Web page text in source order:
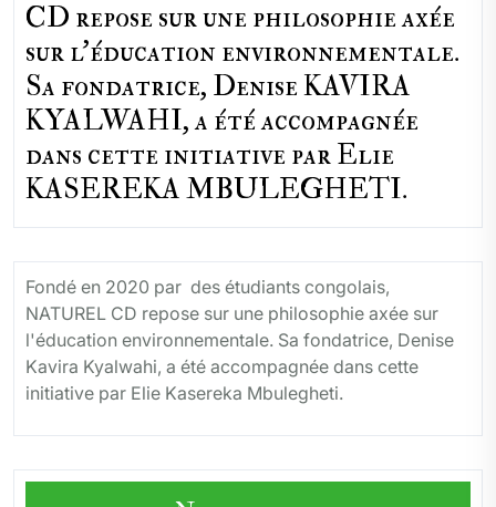
CD repose sur une philosophie axée
sur l'éducation environnementale.
Sa fondatrice, Denise KAVIRA
KYALWAHI, a été accompagnée
dans cette initiative par Elie
KASEREKA MBULEGHETI.
Fondé en 2020 par des étudiants congolais,
NATUREL CD repose sur une philosophie axée sur
l'éducation environnementale. Sa fondatrice, Denise
Kavira Kyalwahi, a été accompagnée dans cette
initiative par Elie Kasereka Mbulegheti.